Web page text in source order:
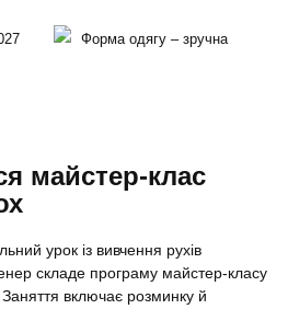
Форма одягу – зручна
майстер-клас
урок із вивчення рухів
складе програму майстер-класу
включає розминку й